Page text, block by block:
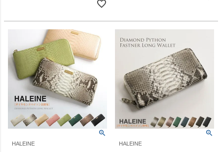
HALEINE HALEINE